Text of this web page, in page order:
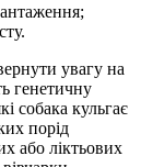
увагу на
генетичну
собака кульгає
порід
або ліктьових